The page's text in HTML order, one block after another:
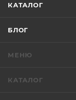
КАТАЛОГ
БЛОГ
МЕНЮ
КАТАЛОГ